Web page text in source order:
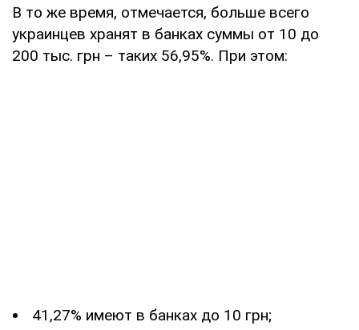
В то же время, отмечается, больше всего
украинцев хранят в банках суммы от 10 до
200 тыс. грн – таких 56,95%. При этом:
41,27% имеют в банках до 10 грн;